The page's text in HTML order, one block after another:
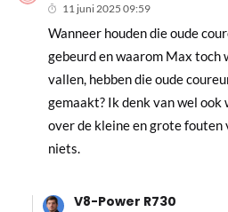
11 juni 2025 09:59
Wanneer houden die oude
gebeurd en waarom Max toch
vallen, hebben die oude
gemaakt? Ik denk van wel ook
over de kleine en grote fouten
niets.
V8-Power R730